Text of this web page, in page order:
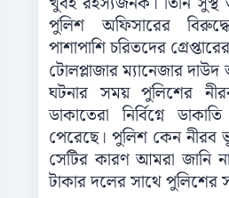
পুলিশ অফিসারের
পাশাপাশি চরিতদের
টোলপ্লাজার ম্যানেজার
ঘটনার সময় পুলিশের
ডাকাতেরা নির্বিগ্নে
পেরেছে। পুলিশ কেন নীরব
সেটির কারণ আমরা জানি
টাকার দলের সাথে পুলিশের